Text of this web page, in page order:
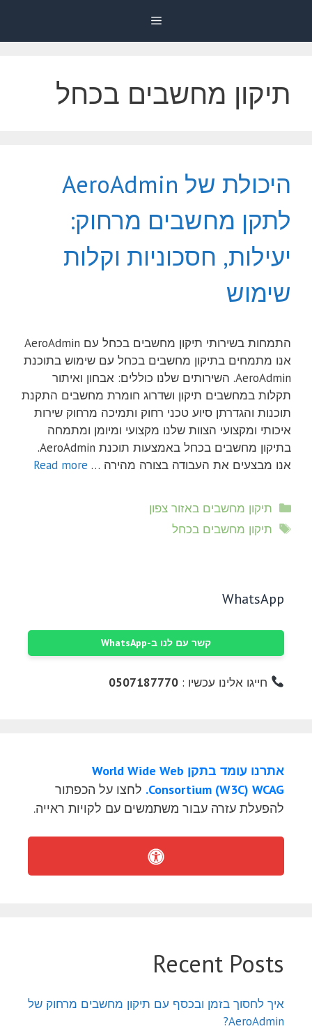
Menu
תיקון מחשבים בכחל
היכולת של AeroAdmin
לתקן מחשבים מרחוק:
יעילות, חסכוניות וקלות
שימוש
התמחות בשירותי תיקון מחשבים בכחל עם AeroAdmin
אנו מתמחים בתיקון מחשבים בכחל עם שימוש בתוכנת
AeroAdmin. השירותים שלנו כוללים: אבחון ואיתור
תקלות במחשבים תיקון ושדרוג חומרת מחשבים התקנת
תוכנות והגדרתן סיוע טכני רחוק ותמיכה מרחוק שירות
איכותי ומקצועי הצוות שלנו מקצועי ומיומן ומתמחה
בתיקון מחשבים בכחל באמצעות תוכנת AeroAdmin.
אנו מבצעים את העבודה בצורה מהירה … Read more
קטגוריות
תיקון מחשבים באזור צפון
תגיות
תיקון מחשבים בכחל
WhatsApp
קשר עם לנו ב-WhatsApp
חייגו אלינו עכשיו :0507187770
אתרנו עומד בתקן World Wide Web
Consortium (W3C) WCAG. לחצו על הכפתור
להפעלת עזרה עבור משתמשים עם לקויות ראייה.
Recent Posts
איך לחסוך בזמן ובכסף עם תיקון מחשבים מרחוק של
AeroAdmin?